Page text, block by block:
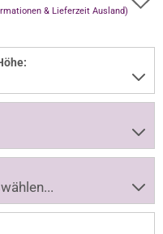
& Lieferzeit Ausland)